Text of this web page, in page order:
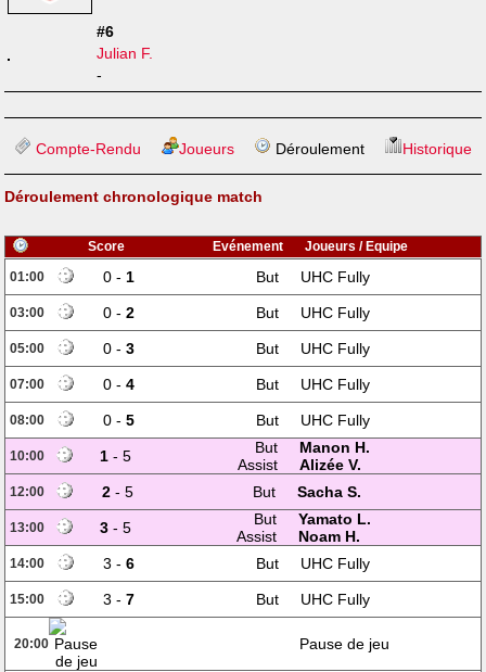
#6
Julian F.
-
Compte-Rendu Joueurs Déroulement Historique
Déroulement chronologique match
Score Evénement
Joueurs / Equipe
01:00
0 - 1 But UHC Fully
03:00 0 - 2 But UHC Fully
05:00 0 - 3 But UHC Fully
07:00 0 - 4 But UHC Fully
08:00 0 - 5 But UHC Fully
10:00 1 - 5 But
Manon H.
Assist
Alizée V.
12:00 2- 5 But Sacha S.
13:00 3- 5 But
Yamato L.
Assist
Noam H.
14:00 3 - 6 But UHC Fully
15:00 3 - 7 But UHC Fully
20:00 Pause de jeu